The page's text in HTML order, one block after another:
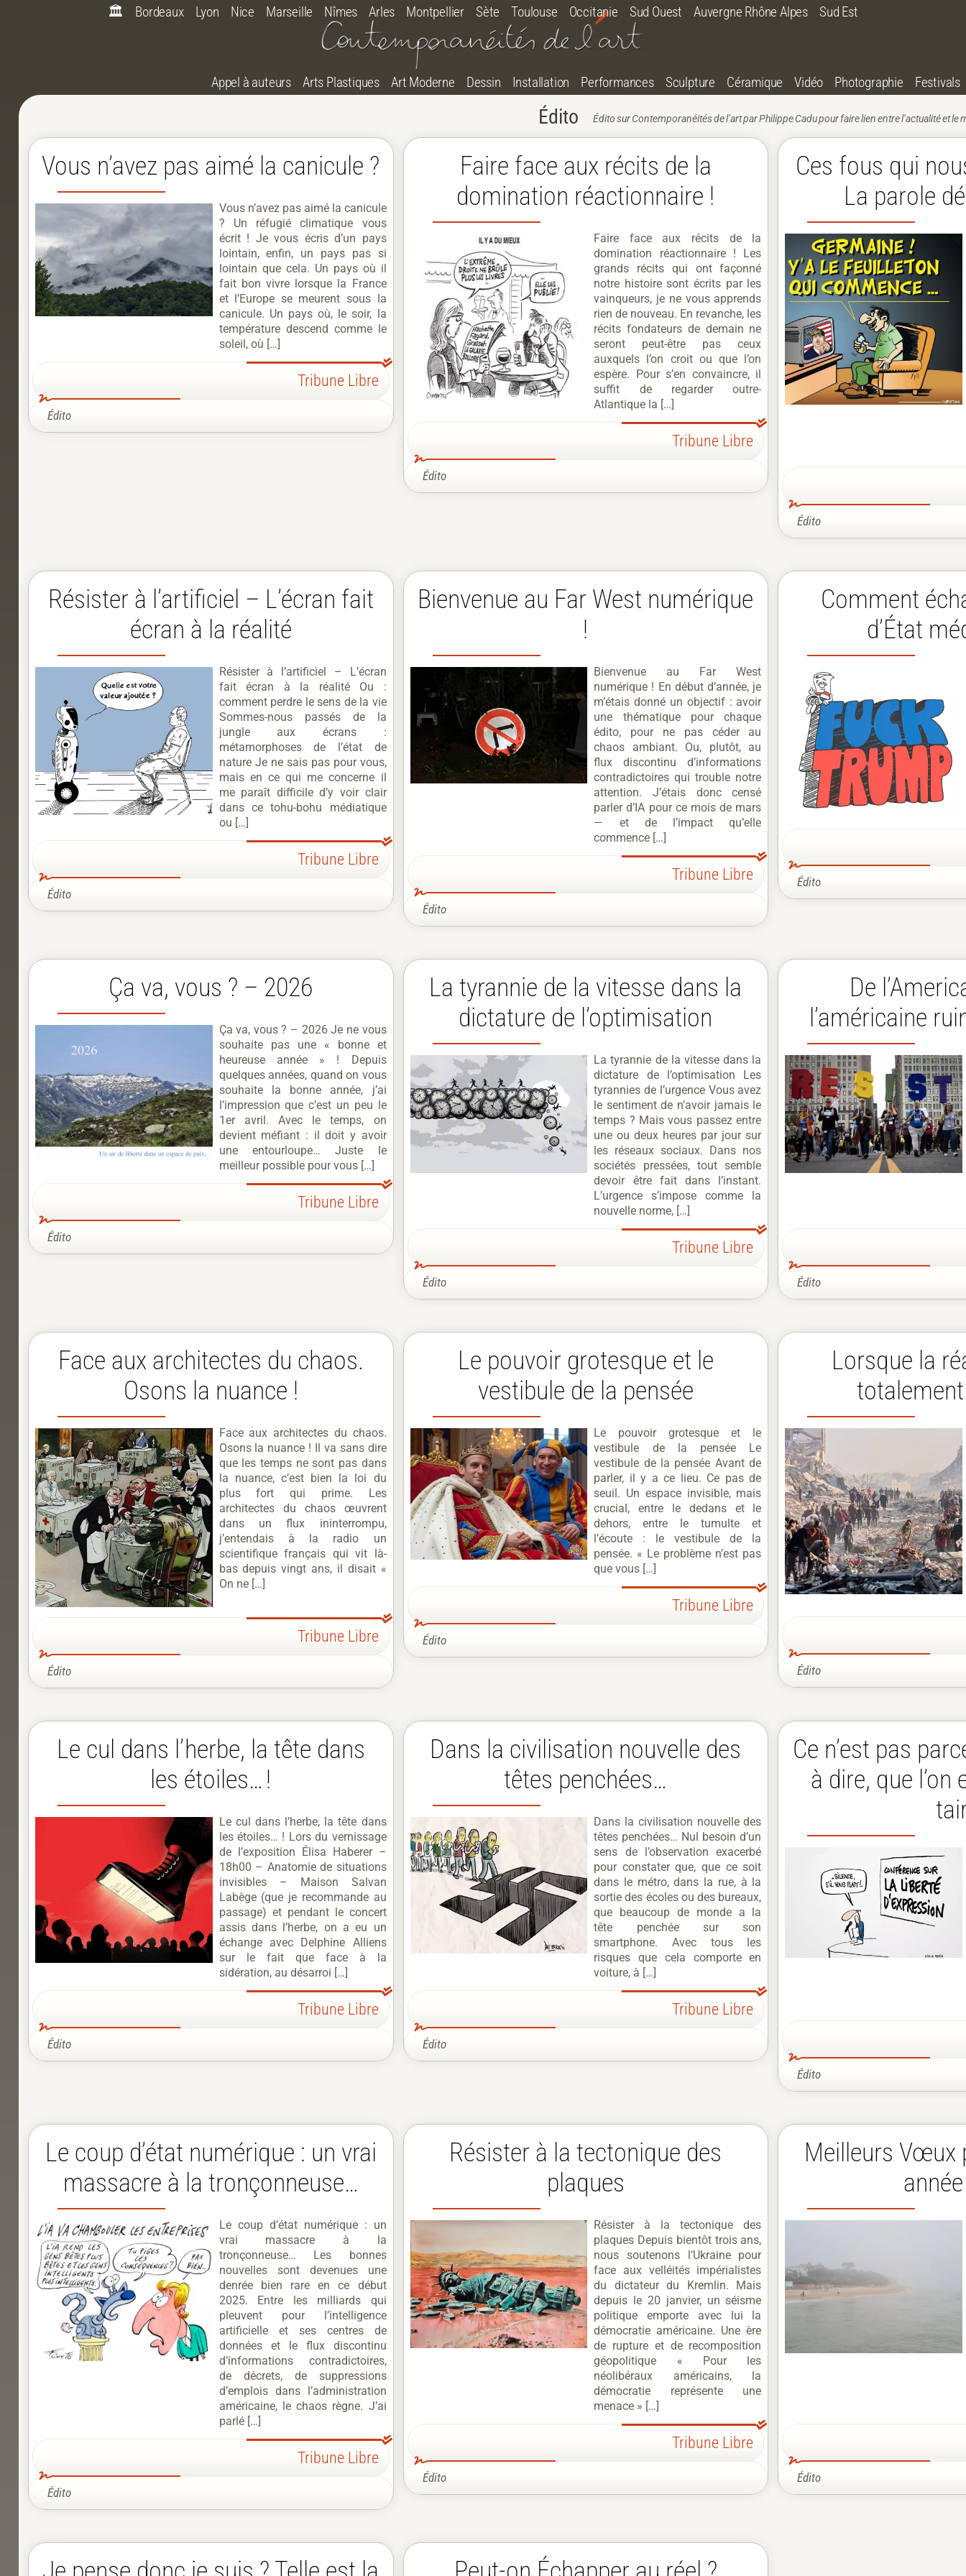
🏛️ Bordeaux Lyon Nice Marseille Nîmes Arles Montpellier Sète Toulouse Occitanie Sud Ouest Auvergne Rhône Alpes Sud Est
Appel à auteurs Arts Plastiques Art Moderne Dessin Installation Performances Sculpture Céramique Vidéo Photographie Festivals
Édito Édito sur Contemporanéités de l’art par Philippe Cadu pour faire lien entre l’actualité et le
Vous n’avez pas aimé la canicule ?
Vous n’avez pas aimé la canicule
? Un réfugié climatique vous
écrit ! Je vous écris d’un pays
lointain, enfin, un pays pas si
lointain que cela. Un pays où il
fait bon vivre lorsque la France
et l’Europe se meurent sous la
canicule. Un pays où, le soir, la
température descend comme le
soleil, où […]
Tribune Libre
Édito
Faire face aux récits de la
domination réactionnaire !
Faire face aux récits de la
domination réactionnaire ! Les
grands récits qui ont façonné
notre histoire sont écrits par les
vainqueurs, je ne vous apprends
rien de nouveau. En revanche, les
récits fondateurs de demain ne
seront peut-être pas ceux
auxquels l’on croit ou que l’on
espère. Pour s’en convaincre, il
suffit de regarder outre-
Atlantique la […]
Tribune Libre
Édito
Ces fous qui
La parole
Édito
Résister à l’artificiel – L’écran fait
écran à la réalité
Résister à l’artificiel – L’écran
fait écran à la réalité Ou :
comment perdre le sens de la vie
Sommes-nous passés de la
jungle aux écrans :
métamorphoses de l’état de
nature Je ne sais pas pour vous,
mais en ce qui me concerne il
me paraît difficile d’y voir clair
dans ce tohu-bohu médiatique
ou […]
Tribune Libre
Édito
Bienvenue au Far West numérique
!
Bienvenue au Far West
numérique ! En début d’année, je
m’étais donné un objectif : avoir
une thématique pour chaque
édito, pour ne pas céder au
chaos ambiant. Ou, plutôt, au
flux discontinu d’informations
contradictoires qui trouble notre
attention. J’étais donc censé
parler d’IA pour ce mois de mars
— et de l’impact qu’elle
commence […]
Tribune Libre
Édito
Comment
d’État
Édito
Ça va, vous ? – 2026
Ça va, vous ? – 2026 Je ne vous
souhaite pas une « bonne et
heureuse année » ! Depuis
quelques années, quand on vous
souhaite la bonne année, j’ai
l’impression que c’est un peu le
1er avril. Avec le temps, on
devient méfiant : il doit y avoir
une entourloupe… Juste le
meilleur possible pour vous […]
Tribune Libre
Édito
La tyrannie de la vitesse dans la
dictature de l’optimisation
La tyrannie de la vitesse dans la
dictature de l’optimisation Les
tyrannies de l’urgence Vous avez
le sentiment de n’avoir jamais le
temps ? Mais vous passez entre
une ou deux heures par jour sur
les réseaux sociaux. Dans nos
sociétés pressées, tout semble
devoir être fait dans l’instant.
L’urgence s’impose comme la
nouvelle norme, […]
Tribune Libre
Édito
De
l’américaine
Édito
Face aux architectes du chaos.
Osons la nuance !
Face aux architectes du chaos.
Osons la nuance ! Il va sans dire
que les temps ne sont pas dans
la nuance, c’est bien la loi du
plus fort qui prime. Les
architectes du chaos œuvrent
dans un flux ininterrompu,
j’entendais à la radio un
scientifique français qui vit là-
bas depuis vingt ans, il disait «
On ne […]
Tribune Libre
Édito
Le pouvoir grotesque et le
vestibule de la pensée
Le pouvoir grotesque et le
vestibule de la pensée Le
vestibule de la pensée Avant de
parler, il y a ce lieu. Ce pas de
seuil. Un espace invisible, mais
crucial, entre le dedans et le
dehors, entre le tumulte et
l’écoute : le vestibule de la
pensée. « Le problème n’est pas
que vous […]
Tribune Libre
Édito
Lorsque la
Édito
Le cul dans l’herbe, la tête dans
les étoiles… !
Le cul dans l’herbe, la tête dans
les étoiles… ! Lors du vernissage
de l’exposition Élisa Haberer –
18h00 – Anatomie de situations
invisibles – Maison Salvan
Labège (que je recommande au
passage) et pendant le concert
assis dans l’herbe, on a eu un
échange avec Delphine Alliens
sur le fait que face à la
sidération, au désarroi […]
Tribune Libre
Édito
Dans la civilisation nouvelle des
têtes penchées…
Dans la civilisation nouvelle des
têtes penchées… Nul besoin d’un
sens de l’observation exacerbé
pour constater que, que ce soit
dans le métro, dans la rue, à la
sortie des écoles ou des bureaux,
que beaucoup de monde a la
tête penchée sur son
smartphone. Avec tous les
risques que cela comporte en
voiture, à […]
Tribune Libre
Édito
Ce n’est pas
à dire, que l’on
Édito
Le coup d’état numérique : un vrai
massacre à la tronçonneuse…
Le coup d’état numérique : un
vrai massacre à la
tronçonneuse… Les bonnes
nouvelles sont devenues une
denrée bien rare en ce début
2025. Entre les milliards qui
pleuvent pour l’intelligence
artificielle et ses centres de
données et le flux discontinu
d’informations contradictoires,
de décrets, de suppressions
d’emplois dans l’administration
américaine, le chaos règne. J’ai
parlé […]
Tribune Libre
Édito
Résister à la tectonique des
plaques
Résister à la tectonique des
plaques Depuis bientôt trois ans,
nous soutenons l’Ukraine pour
face aux velléités impérialistes
du dictateur du Kremlin. Mais
depuis le 20 janvier, un séisme
politique emporte avec lui la
démocratie américaine. Une ère
de rupture et de recomposition
géopolitique « Pour les
néolibéraux américains, la
démocratie représente une
menace » […]
Tribune Libre
Édito
Meilleurs Vœux
Édito